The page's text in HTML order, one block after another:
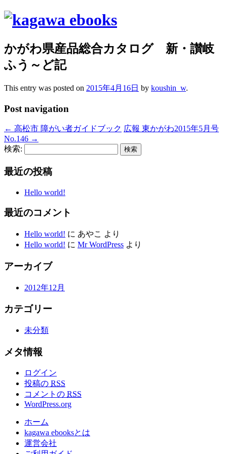
かがわ県産品総合カタログ 新・讃岐
ふう～ど記
This entry was posted on 2015年4月16日 by koushin_w.
Post navigation
← 高松市 障がい者ガイドブック 広報 東かがわ2015年5月号
No.146 →
検索:
最近の投稿
Hello world!
最近のコメント
Hello world! に あやこ より
Hello world! に Mr WordPress より
アーカイブ
2012年12月
カテゴリー
未分類
メタ情報
ログイン
投稿の RSS
コメントの RSS
WordPress.org
ホーム
kagawa ebooksとは
運営会社